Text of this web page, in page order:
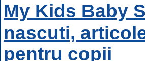
My Kids Baby
nascuti,
pentru copii